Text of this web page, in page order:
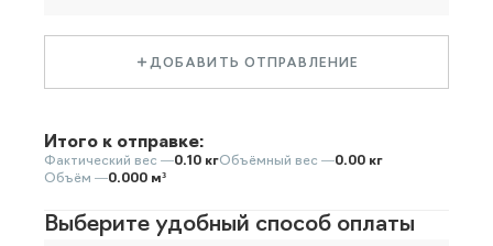
ДОБАВИТЬ ОТПРАВЛЕНИЕ
Итого к отправке:
Фактический вес —0.10 кгОбъёмный вес —0.00 кг
Объём —0.000 м³
Выберите удобный способ оплаты